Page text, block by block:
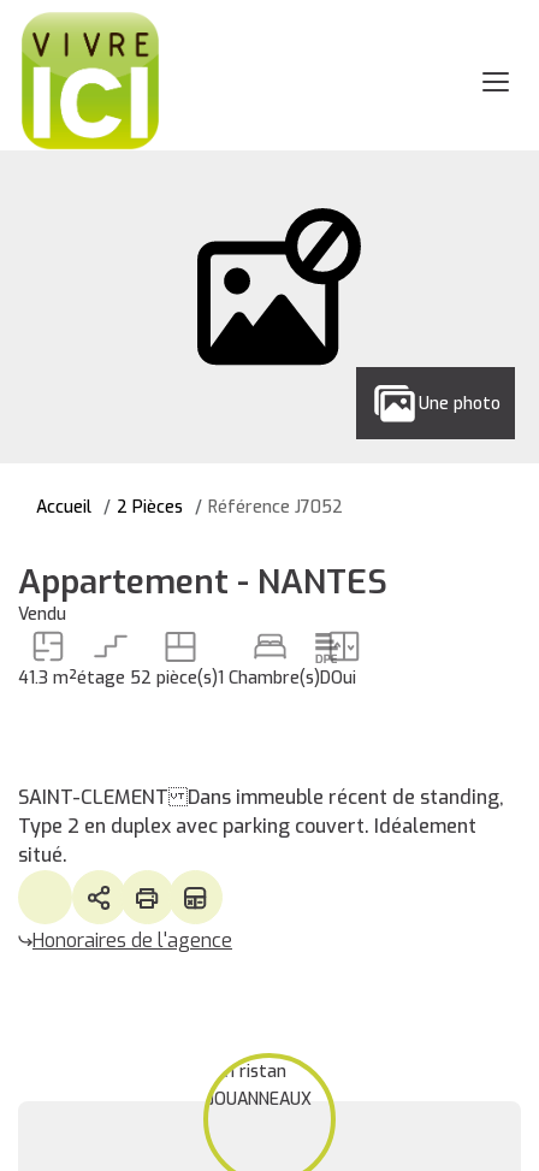
Une photo
Accueil 2 Pièces Référence J7052
Appartement - NANTES
Vendu
41.3 m²étage 52 pièce(s)1 Chambre(s)DOui
SAINT-CLEMENT Dans immeuble récent de standing,
Type 2 en duplex avec parking couvert. Idéalement
situé.
Honoraires de l'agence